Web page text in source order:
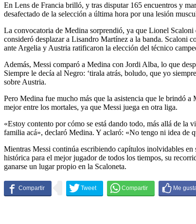
En Lens de Francia brilló, y tras disputar 165 encuentros y
desafectado de la selección a última hora por una lesión
La convocatoria de Medina sorprendió, ya que Lionel
consideró desplazar a Lisandro Martínez a la banda. Scaloni
ante Argelia y Austria ratificaron la elección del técnico
Además, Messi comparó a Medina con Jordi Alba, lo que
Siempre le decía al Negro: ‘tirala atrás, boludo, que yo
sobre Austria.
Pero Medina fue mucho más que la asistencia que le brindó
mejor entre los mortales, ya que Messi juega en otra liga.
«Estoy contento por cómo se está dando todo, más allá de
familia acá», declaró Medina. Y aclaró: «No tengo ni idea de
Mientras Messi continúa escribiendo capítulos inolvidables
histórica para el mejor jugador de todos los tiempos, su
ganarse un lugar propio en la Scaloneta.